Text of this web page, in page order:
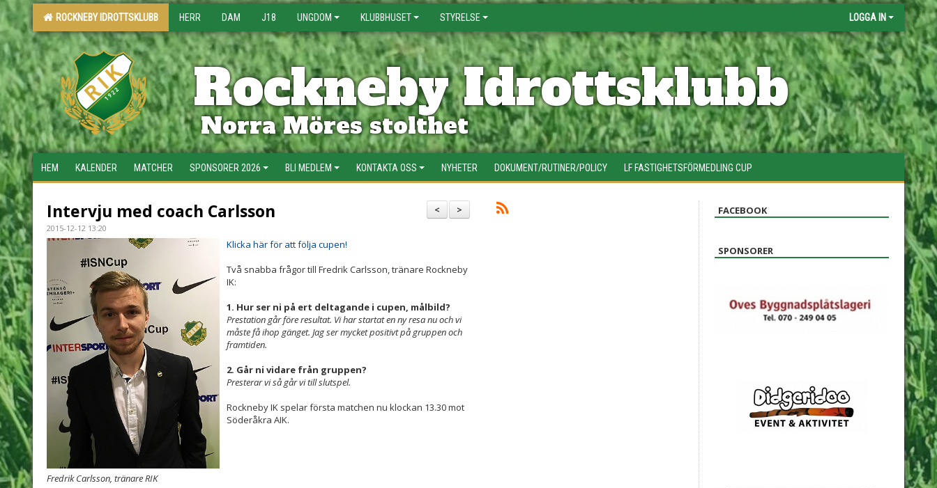
ROCKNEBY IDROTTSKLUBB HERR DAM J18 UNGDOM KLUBBHUSET STYRELSE LOGGA IN
Rockneby Idrottsklubb
Norra Möres stolthet
HEM KALENDER MATCHER SPONSORER 2026 BLI MEDLEM KONTAKTA OSS NYHETER DOKUMENT/RUTINER/POLICY LF FASTIGHETSFÖRMEDLING CUP
>
<
Intervju med coach Carlsson
2015-12-12 13:20
Fredrik Carlsson, tränare RIK
Klicka här för att följa cupen!
Två snabba frågor till Fredrik Carlsson, tränare Rockneby
IK:
1. Hur ser ni på ert deltagande i cupen, målbild?
Prestation går före resultat. Vi har startat en ny resa nu och vi
måste få ihop gänget. Jag ser mycket positivt på gruppen och
framtiden.
2. Går ni vidare från gruppen?
Presterar vi så går vi till slutspel.
Rockneby IK spelar första matchen nu klockan 13.30 mot
Söderåkra AIK.
FACEBOOK
SPONSORER